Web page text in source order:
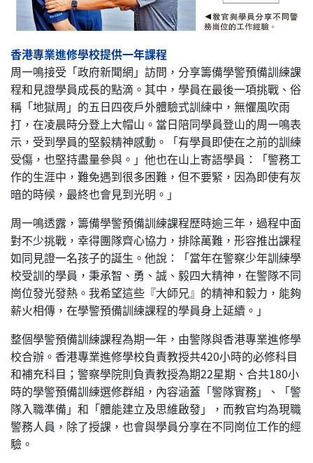
香港專業進修學校提供一年課程
周一鳴接受「政府新聞網」訪問，分享籌備學警預備訓練課
程和見證學員成長的點滴。其中，學員在最後一項挑戰、俗
稱「地獄周」的五日四夜戶外體驗式訓練中，無懼風吹雨
打，在凌晨時分登上大帽山。當日陪同學員登山的周一鳴表
示，受到學員的堅毅精神感動。「有學員即使在之前的訓練
受傷，也堅持盡量參與。」他也在山上寄語學員：「警務工
作的生涯中，難免遇到很多困難，但不要緊，因為即使有灰
暗的時候，最終也會見到光明。」
周一鳴透露，籌備學警預備訓練課程歷時逾三年，過程中面
對不少挑戰，幸得團隊齊心協力，排除萬難，形容推出課程
如同見證一名孩子的誕生。他說：「當年在警察少年訓練學
校受訓的學員，秉承智、勇、誠、毅四大精神，在警隊不同
崗位發光發熱。我希望這些『大師兄』的精神和毅力，能夠
薪火相傳，在學警預備訓練課程的學員身上延續。」
整個學警預備訓練課程為期一年，由警隊與香港專業進修學
校合辦。香港專業進修學校負責教授共420小時的必修科目
和補充科目；警察學院則負責教授為期22星期、合共180小
時的學警預備訓練選修群組，內容涵蓋「警隊實務」、「警
隊入職準備」和「體能建立及思維啟發」，而教官均為現職
警務人員，除了授課，也會與學員分享在不同崗位工作的經
驗。